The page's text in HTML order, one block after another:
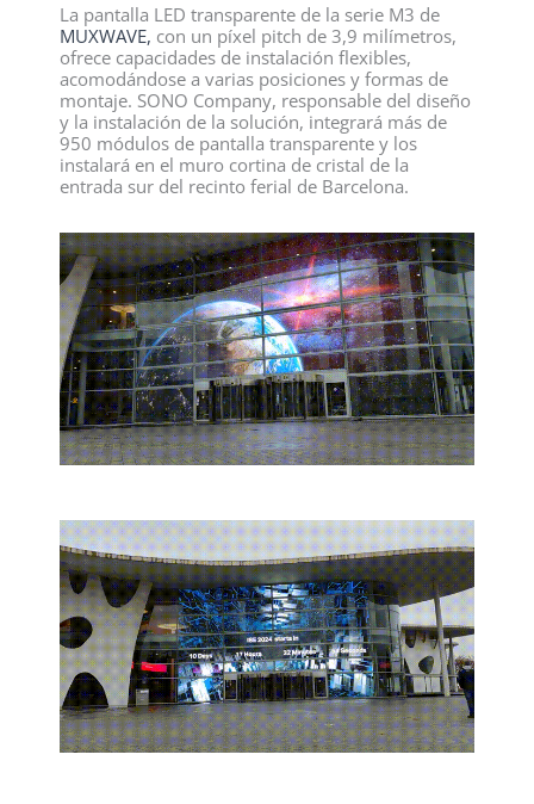
La pantalla LED transparente de la serie M3 de
MUXWAVE, con un píxel pitch de 3,9 milímetros,
ofrece capacidades de instalación flexibles,
acomodándose a varias posiciones y formas de
montaje. SONO Company, responsable del diseño
y la instalación de la solución, integrará más de
950 módulos de pantalla transparente y los
instalará en el muro cortina de cristal de la
entrada sur del recinto ferial de Barcelona.